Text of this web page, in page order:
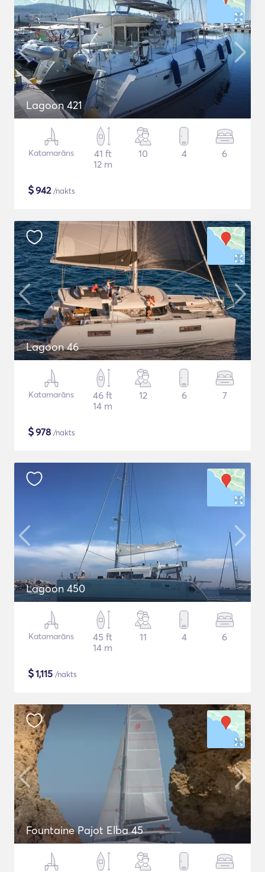
Lagoon 421
Katamarāns
41 ft
12 m
10 4 6
$942/nakts
Lagoon 46
Katamarāns
46 ft
14 m
12 6 7
$978 /nakts
Lagoon 450
Katamarāns
45 ft
14 m
11 4 6
$1,115 /nakts
Fountaine Pajot Elba 45